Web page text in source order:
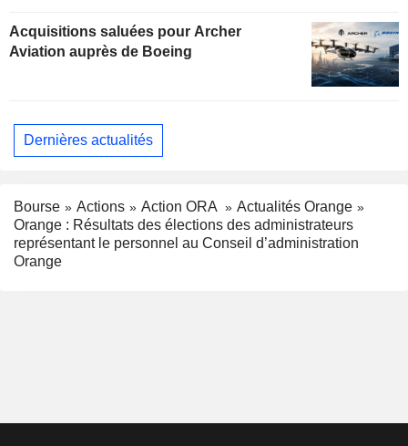
Acquisitions saluées pour Archer
Aviation auprès de Boeing
Dernières actualités
Bourse Actions Action ORA
Actualités Orange
Orange : Résultats des élections des administrateurs
représentant le personnel au Conseil d’administration
Orange